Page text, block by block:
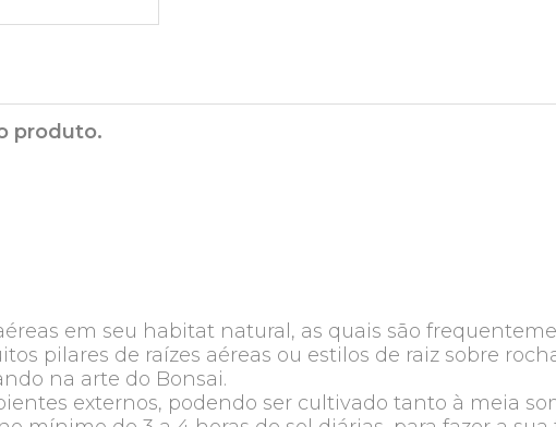
produto.
em seu habitat natural, as quais são
pilares de raízes aéreas ou estilos de raiz sobre
na arte do Bonsai.
externos, podendo ser cultivado tanto à meia